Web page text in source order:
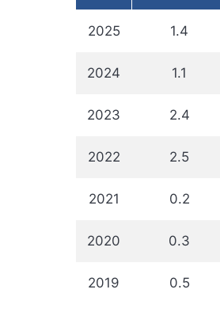
2025 1.4
2024 1.1
2023 2.4
2022 2.5
2021 0.2
2020 0.3
2019 0.5